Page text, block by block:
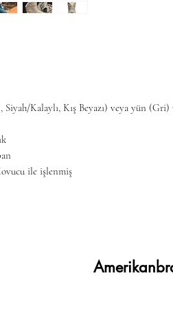
Siyah/Kalaylı, Kış Beyazı) veya yün
ile işlenmiş